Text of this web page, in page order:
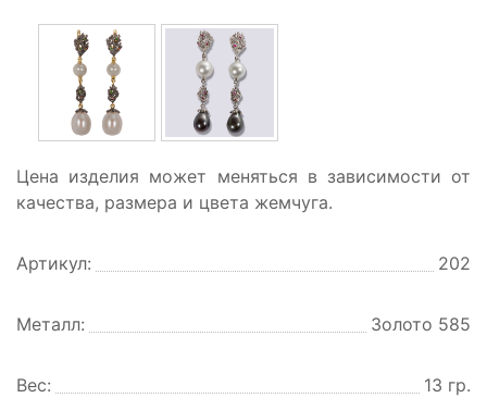
Цена изделия может меняться в зависимости от
качества, размера и цвета жемчуга.
Артикул: 202
Металл: Золото 585
Вес: 13 гр.